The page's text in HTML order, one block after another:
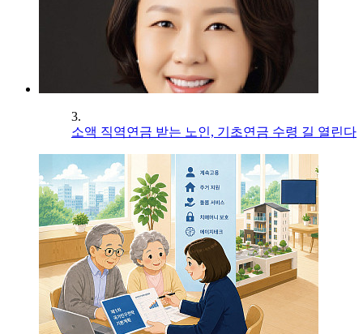
3.
소액 직역연금 받는 노인, 기초연금 수령 길 열린다